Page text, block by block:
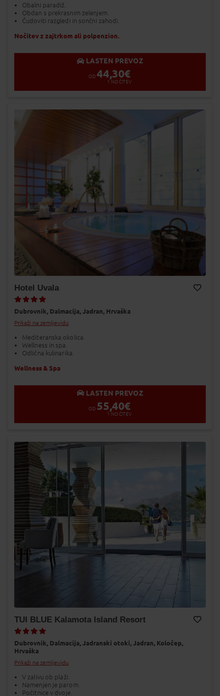
Obalni paradiž.
Obdan s prekrasnim zelenjem.
Čudoviti razgledi in sončni zahodi.
Nočitev z zajtrkom ali polpenzion.
LASTEN PREVOZ
OD 44,30€
1 NOČITEV
Hotel Uvala
Dubrovnik, Dalmacija, Jadran, Hrvaška
Prikaži na zemljevidu
Mediteranska okolica.
Wellness in spa.
Odlična kulinarika.
Wellness & Spa
LASTEN PREVOZ
OD 55,40€
1 NOČITEV
TUI BLUE Kalamota Island Resort
Dubrovnik, Dalmacija, Jadranski otoki, Jadran, Koločep,
Hrvaška
Prikaži na zemljevidu
V zalivu ob plaži.
Namenjen je parom.
Počitnice v dvoje.